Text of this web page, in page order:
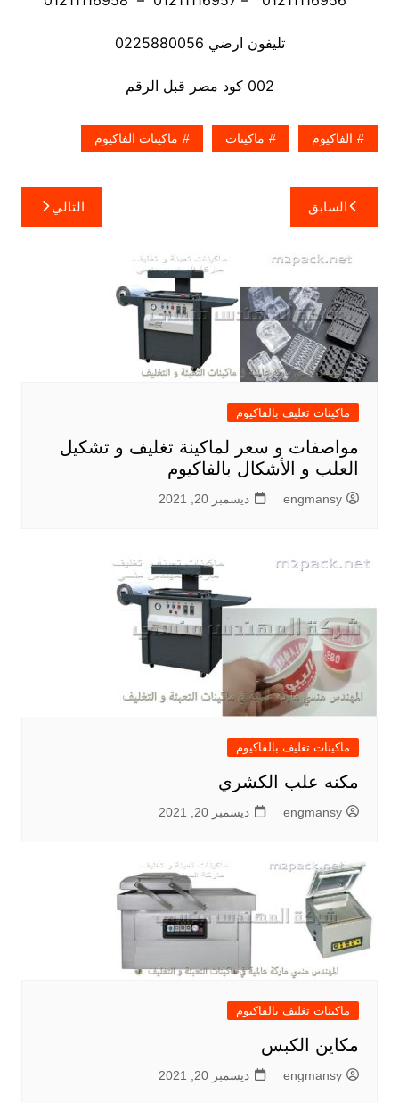
تليفون ارضي 0225880056
002 كود مصر قبل الرقم
الفاكيوم ماكينات ماكينات الفاكيوم
تصفّح
المقالات
السابق التالي
ماكينات تغليف بالفاكيوم
مواصفات و سعر لماكينة تغليف و تشكيل
العلب و الأشكال بالفاكيوم
engmansy ديسمبر 20, 2021
ماكينات تغليف بالفاكيوم
مكنه علب الكشري
engmansy ديسمبر 20, 2021
ماكينات تغليف بالفاكيوم
مكاين الكبس
engmansy ديسمبر 20, 2021